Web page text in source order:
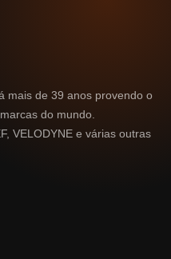
mais de 39 anos provendo o
do mundo.
VELODYNE e várias outras